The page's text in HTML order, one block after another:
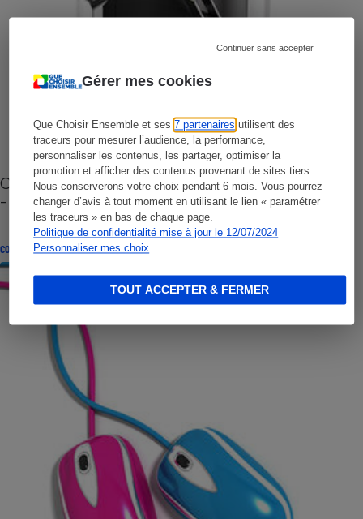
Gérer mes cookies
Que Choisir Ensemble et ses7 partenaires utilisent des
traceurs pour mesurer l’audience, la performance,
personnaliser les contenus, les partager, optimiser la
promotion et afficher des contenus provenant de sites tiers.
Nous conserverons votre choix pendant 6 mois. Vous pourrez
changer d’avis à tout moment en utilisant le lien « paramétrer
les traceurs » en bas de chaque page.
Politique de confidentialité mise à jour le 12/07/2024
Personnaliser mes choix
Continuer sans accepter
TOUT ACCEPTER & FERMER
Cafetière à capsules zéro déchet CoffeeB (vidéo)
- Premières impressions
CONSEILS